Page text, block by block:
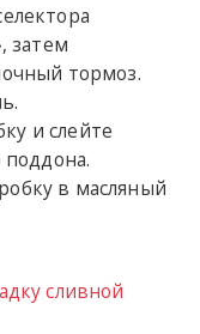
затем
тормоз.
и слейте
поддона.
в масляный
сливной